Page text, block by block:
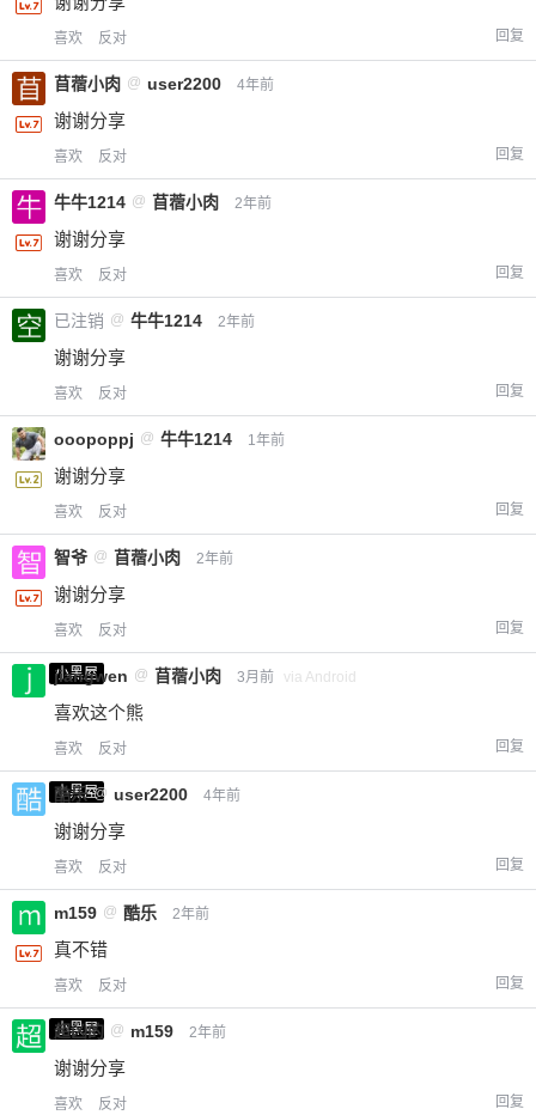
喜欢 反对 回复
苜蓿小肉 @ user2200 4年前
谢谢分享
喜欢 反对 回复
牛牛1214 @ 苜蓿小肉 2年前
谢谢分享
喜欢 反对 回复
已注销 @ 牛牛1214 2年前
谢谢分享
喜欢 反对 回复
ooopoppj @ 牛牛1214 1年前
谢谢分享
喜欢 反对 回复
智爷 @ 苜蓿小肉 2年前
谢谢分享
喜欢 反对 回复
小黑屋
jiangwen @ 苜蓿小肉 3月前 via Android
喜欢这个熊
喜欢 反对 回复
小黑屋
酷乐 @ user2200 4年前
谢谢分享
喜欢 反对 回复
m159 @ 酷乐 2年前
真不错
喜欢 反对 回复
小黑屋
超凶的 @ m159 2年前
谢谢分享
喜欢 反对 回复